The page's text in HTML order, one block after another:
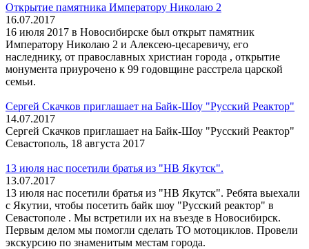
Открытие памятника Императору Николаю 2
16.07.2017
16 июля 2017 в Новосибирске был открыт памятник
Императору Николаю 2 и Алексею-цесаревичу, его
наследнику, от православных христиан города , открытие
монумента приурочено к 99 годовщине расстрела царской
семьи.
Сергей Скачков приглашает на Байк-Шоу "Русский Реактор"
14.07.2017
Сергей Скачков приглашает на Байк-Шоу "Русский Реактор"
Севастополь, 18 августа 2017
13 июля нас посетили братья из "НВ Якутск".
13.07.2017
13 июля нас посетили братья из "НВ Якутск". Ребята выехали
с Якутии, чтобы посетить байк шоу "Русский реактор" в
Севастополе . Мы встретили их на въезде в Новосибирск.
Первым делом мы помогли сделать ТО мотоциклов. Провели
экскурсию по знаменитым местам города.